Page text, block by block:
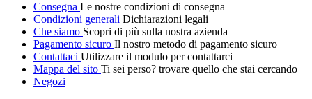
Consegna Le nostre condizioni di consegna
Condizioni generali Dichiarazioni legali
Che siamo Scopri di più sulla nostra azienda
Pagamento sicuro Il nostro metodo di pagamento sicuro
Contattaci Utilizzare il modulo per contattarci
Mappa del sito Ti sei perso? trovare quello che stai cercando
Negozi